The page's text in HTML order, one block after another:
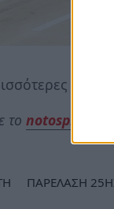
το notospress.gr
ΠΑΡΕΛΑΣΗ